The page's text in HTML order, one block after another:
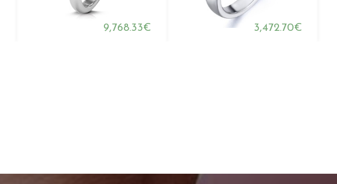
9,768.33€ 3,472.70€